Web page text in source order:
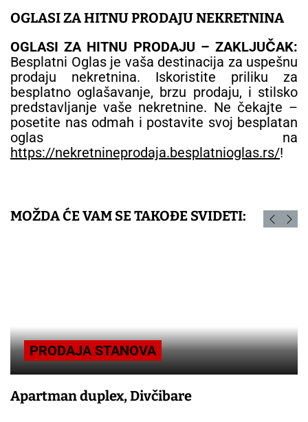
OGLASI ZA HITNU PRODAJUNEKRETNINA
OGLASI ZA HITNU PRODAJU – ZAKLJUČAK:
Besplatni Oglas je vaša destinacija za uspešnu
prodaju nekretnina. Iskoristite priliku za
besplatno oglašavanje, brzu prodaju, i stilsko
predstavljanje vaše nekretnine. Ne čekajte –
posetite nas odmah i postavite svoj besplatan
oglas na
https://nekretnineprodaja.besplatnioglas.rs/!
MOŽDA ĆE VAM SE TAKOĐE SVIDETI:
PRODAJA STANOVA
Apartman duplex, Divčibare